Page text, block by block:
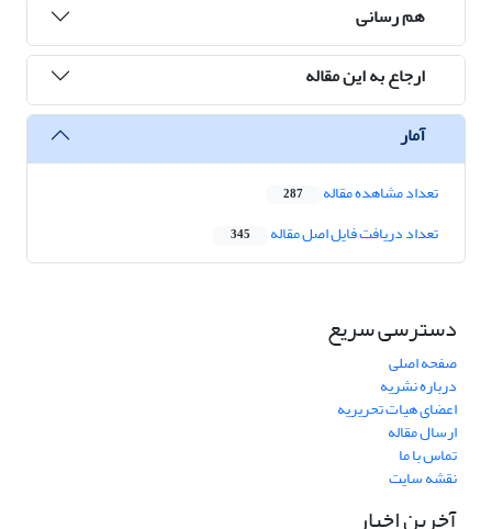
هم رسانی
ارجاع به این مقاله
آمار
تعداد مشاهده مقاله 287
تعداد دریافت فایل اصل مقاله 345
دسترسی سریع
صفحه اصلی
درباره نشریه
اعضای هیات تحریریه
ارسال مقاله
تماس با ما
نقشه سایت
آخرین اخبار